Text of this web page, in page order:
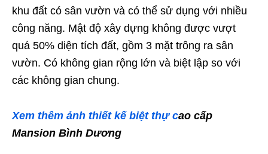
khu đất có sân vườn và có thể sử dụng với nhiều
công năng. Mật độ xây dựng không được vượt
quá 50% diện tích đất, gồm 3 mặt trông ra sân
vườn. Có không gian rộng lớn và biệt lập so với
các không gian chung.
Xem thêm ảnh thiết kế biệt thự cao cấp
Mansion Bình Dương